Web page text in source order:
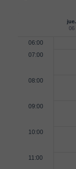
jue.
06
06:00
07:00
08:00
09:00
10:00
11:00